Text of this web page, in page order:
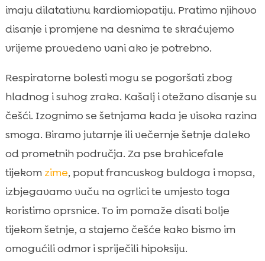
imaju dilatativnu kardiomiopatiju. Pratimo njihovo
disanje i promjene na desnima te skraćujemo
vrijeme provedeno vani ako je potrebno.
Respiratorne bolesti mogu se pogoršati zbog
hladnog i suhog zraka. Kašalj i otežano disanje su
češći. Izognimo se šetnjama kada je visoka razina
smoga. Biramo jutarnje ili večernje šetnje daleko
od prometnih područja. Za pse brahicefale
tijekom zime, poput francuskog buldoga i mopsa,
izbjegavamo vuču na ogrlici te umjesto toga
koristimo oprsnice. To im pomaže disati bolje
tijekom šetnje, a stajemo češće kako bismo im
omogućili odmor i spriječili hipoksiju.